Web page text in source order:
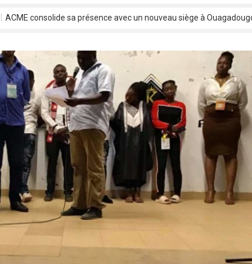
ACME consolide sa présence avec un nouveau siège à
Déclaration des œuvres et répartition des droits : les artistes
Kosso cross fit fête ses cinq ans avec le « King of Squats »